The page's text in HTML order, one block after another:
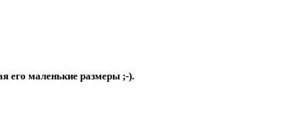
его маленькие размеры ;-).